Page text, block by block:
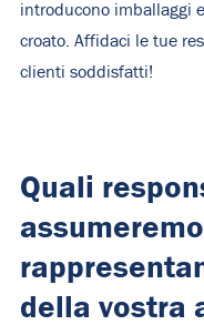
introducono imballaggi
croato. Affidaci le tue
clienti soddisfatti!
Quali
della vostra